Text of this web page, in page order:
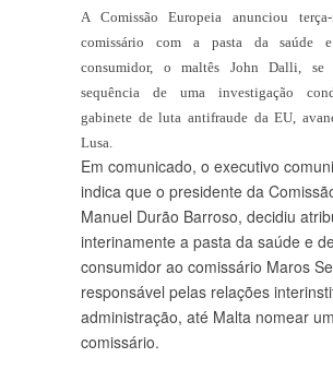
A Comissão Europeia anunciou
comissário com a pasta da saúde
consumidor, o maltês John Dalli, se
sequência de uma investigação
gabinete de luta antifraude da EU,
Lusa.
Em comunicado, o executivo
indica que o presidente da
Manuel Durão Barroso, decidiu
interinamente a pasta da saúde e
consumidor ao comissário Maros
responsável pelas relações
administração, até Malta nomear
comissário.